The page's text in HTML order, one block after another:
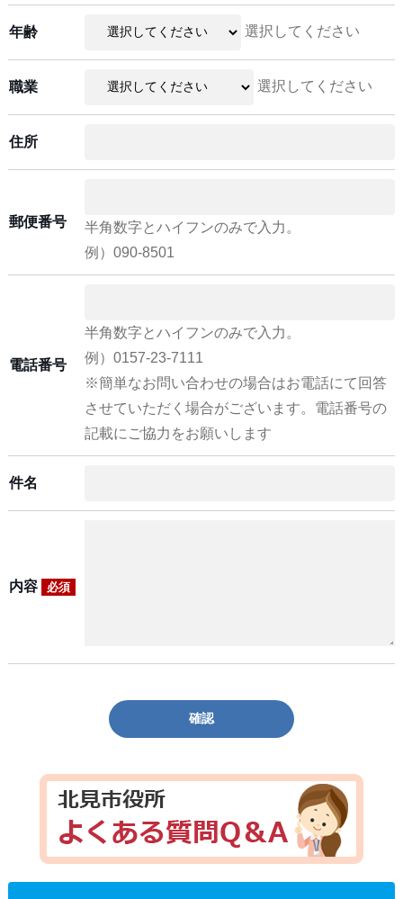
年齢 選択してください
職業 選択してください
住所
郵便番号
半角数字とハイフンのみで入力。
例）090-8501
電話番号
半角数字とハイフンのみで入力。
例）0157-23-7111
※簡単なお問い合わせの場合はお電話にて回答
させていただく場合がございます。電話番号の
記載にご協力をお願いします
件名
内容 必須
確認